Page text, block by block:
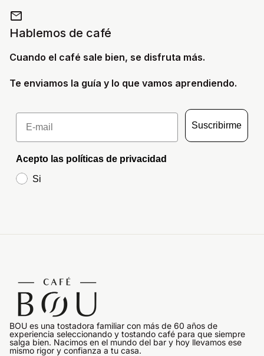
mail
Hablemos de café
Cuando el café sale bien, se disfruta más.
Te enviamos la guía y lo que vamos aprendiendo.
Email
Suscribirme
Acepto las políticas de privacidad
Si
BOU es una tostadora familiar con más de 60 años de
experiencia seleccionando y tostando café para que siempre
salga bien. Nacimos en el mundo del bar y hoy llevamos ese
mismo rigor y confianza a tu casa.